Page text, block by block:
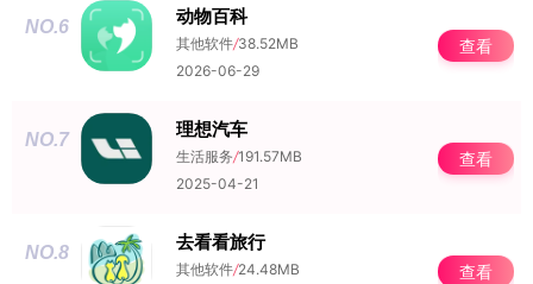
NO.6 动物百科
其他软件/38.52MB
2026-06-29
查看
NO.7 理想汽车
生活服务/191.57MB
2025-04-21
查看
NO.8 去看看旅行
其他软件/24.48MB
查看